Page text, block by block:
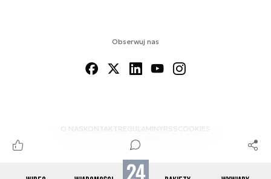
Obserwuj nas
O NAS KONTAKTREGULAMINYRSS COOKIES